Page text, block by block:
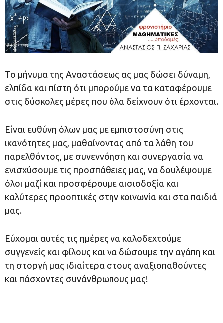
Το μήνυμα της Αναστάσεως ας μας δώσει δύναμη,
ελπίδα και πίστη ότι μπορούμε να τα καταφέρουμε
στις δύσκολες μέρες που όλα δείχνουν ότι έρχονται.
Είναι ευθύνη όλων μας με εμπιστοσύνη στις
ικανότητες μας, μαθαίνοντας από τα λάθη του
παρελθόντος, με συνεννόηση και συνεργασία να
ενισχύσουμε τις προσπάθειες μας, να δουλέψουμε
όλοι μαζί και προσφέρουμε αισιοδοξία και
καλύτερες προοπτικές στην κοινωνία και στα παιδιά
μας.
Εύχομαι αυτές τις ημέρες να καλοδεχτούμε
συγγενείς και φίλους και να δώσουμε την αγάπη και
τη στοργή μας ιδιαίτερα στους αναξιοπαθούντες
και πάσχοντες συνάνθρωπους μας!